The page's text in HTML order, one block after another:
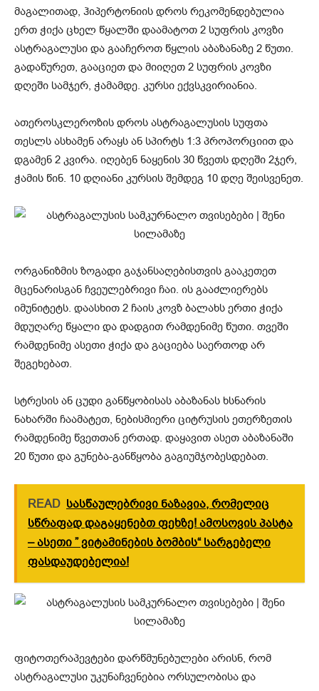
მაგალითად, ჰიპერტონიის დროს რეკომენდებულია
ერთ ჭიქა ცხელ წყალში დაამატოთ 2 სუფრის კოვზი
ასტრაგალუსი და გააჩეროთ წყლის აბაზანაზე 2 წუთი.
გადაწურეთ, გააციეთ და მიიღეთ 2 სუფრის კოვზი
დღეში სამჯერ, ჭამამდე. კურსი ექვსკვირიანია.
ათეროსკლეროზის დროს ასტრაგალუსის სუფთა
თესლს ასხამენ არაყს ან სპირტს 1:3 პროპორციით და
დგამენ 2 კვირა. იღებენ ნაყენის 30 წვეთს დღეში 2ჯერ,
ჭამის წინ. 10 დღიანი კურსის შემდეგ 10 დღე შეისვენეთ.
ორგანიზმის ზოგადი გაჯანსაღებისთვის გააკეთეთ
მცენარისგან ჩვეულებრივი ჩაი. ის გააძლიერებს
იმუნიტეტს. დაასხით 2 ჩაის კოვზ ბალახს ერთი ჭიქა
მდუღარე წყალი და დადგით რამდენიმე წუთი. თვეში
რამდენიმე ასეთი ჭიქა და გაციება საერთოდ არ
შეგეხებათ.
სტრესის ან ცუდი განწყობისას აბაზანას ხსნარის
ნახარში ჩაამატეთ, ნებისმიერი ციტრუსის ეთერზეთის
რამდენიმე წვეთთან ერთად. დაყავით ასეთ აბაზანაში
20 წუთი და გუნება-განწყობა გაგიუმჯობესდებათ.
READ სასწაულებრივი ნაზავია, რომელიც
სწრაფად დაგაყენებთ ფეხზე! ამოსოვის პასტა
– ასეთი ” ვიტამინების ბომბის“ სარგებელი
ფასდაუდებელია!
ფიტოთერაპევტები დარწმუნებულები არისნ, რომ
ასტრაგალუსი უკუნაჩვენებია ორსულობისა და